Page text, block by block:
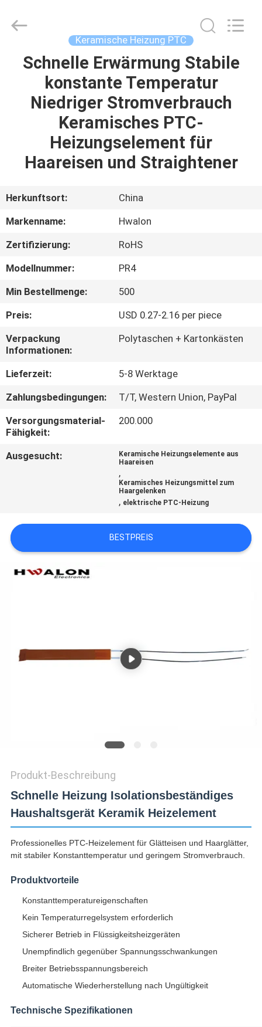
HEIM
PRODUKTE
UNS
WERKSBESICHTIGUNG
KONTAKTIEREN
SIE
UNS
NEUIGKEITEN
ANFORDERN
SITEMAP
DATENSCHUTZRICHTLINIE
Reserved.
Keramische Heizung PTC
Schnelle Erwärmung Stabile
konstante Temperatur
Niedriger Stromverbrauch
Keramisches PTC-
Heizungselement für
Haareisen und Straightener
Herkunftsort:
China
Markenname:
Hwalon
Zertifizierung:
RoHS
Modellnummer:
PR4
Min Bestellmenge:
500
Preis:
USD 0.27-2.16 per piece
Verpackung
Informationen:
Polytaschen + Kartonkästen
Lieferzeit:
5-8 Werktage
Zahlungsbedingungen:
T/T, Western Union, PayPal
Versorgungsmaterial-
Fähigkeit:
200.000
Ausgesucht:
Keramische Heizungselemente aus
Haareisen
,
Keramisches Heizungsmittel zum
Haargelenken
, elektrische PTC-Heizung
BESTPREIS
Produkt-Beschreibung
Schnelle Heizung Isolationsbeständiges
Haushaltsgerät Keramik Heizelement
Professionelles PTC-Heizelement für Glätteisen und Haarglätter,
mit stabiler Konstanttemperatur und geringem Stromverbrauch.
Produktvorteile
Konstanttemperatureigenschaften
Kein Temperaturregelsystem erforderlich
Sicherer Betrieb in Flüssigkeitsheizgeräten
Unempfindlich gegenüber Spannungsschwankungen
Breiter Betriebsspannungsbereich
Automatische Wiederherstellung nach Ungültigkeit
Technische Spezifikationen